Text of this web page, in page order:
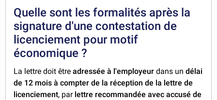
Quelle sont les formalités après la
signature d'une contestation de
licenciement pour motif
économique ?
La lettre doit êtreadressée à l'employeurdans un délai
de 12 mois à compter de la réception de la lettre de
licenciement, par lettre recommandée avec accusé de